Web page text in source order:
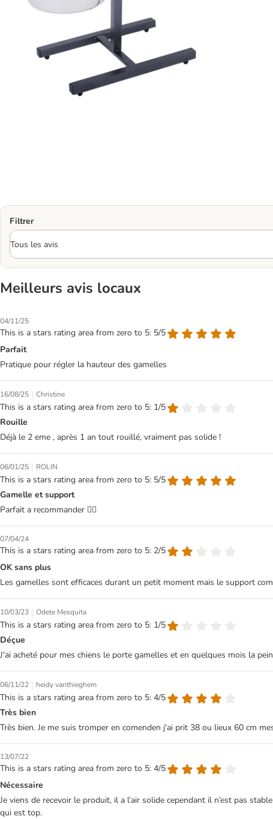
Filtrer
Meilleurs avis locaux
04/11/25
This is a stars rating area from zero to 5: 5/5
Parfait
Pratique pour régler la hauteur des gamelles
16/08/25 | Christine
This is a stars rating area from zero to 5: 1/5
Rouille
Déjà le 2 eme , après 1 an tout rouillé, vraiment pas solide !
06/01/25 | ROLIN
This is a stars rating area from zero to 5: 5/5
Gamelle et support
Parfait a recommander 👍🏻
07/04/24
This is a stars rating area from zero to 5: 2/5
OK sans plus
Les gamelles sont efficaces durant un petit moment mais le support
10/03/23 | Odete Mesquita
This is a stars rating area from zero to 5: 1/5
Déçue
J'ai acheté pour mes chiens le porte gamelles et en quelques mois la
06/11/22 | heidy vanthieghem
This is a stars rating area from zero to 5: 4/5
Très bien
Très bien. Je me suis tromper en comenden j'ai prit 38 ou lieux 60 cm
13/07/22
This is a stars rating area from zero to 5: 4/5
Nécessaire
Je viens de recevoir le produit, il a l’air solide cependant il n’est pas
qui est top.